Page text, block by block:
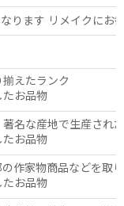
ります リメイクにお
えたランク
たお品物
名な産地で生産され
たお品物
作家物商品などを取
たお品物